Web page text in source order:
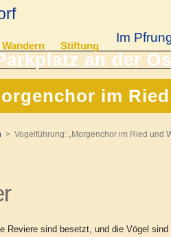
Im
Wandern Stiftung
im
Vogelführung: „Morgenchor im Ried und
Reviere sind besetzt, und die Vögel